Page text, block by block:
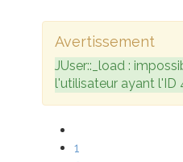
Avertissement
JUser::_load :
l'utilisateur ayant l'ID
1